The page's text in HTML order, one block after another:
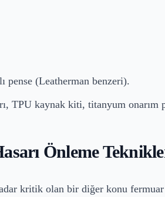
pense (Leatherman benzeri).
TPU kaynak kiti, titanyum onarım
Önleme
kritik olan bir diğer konu